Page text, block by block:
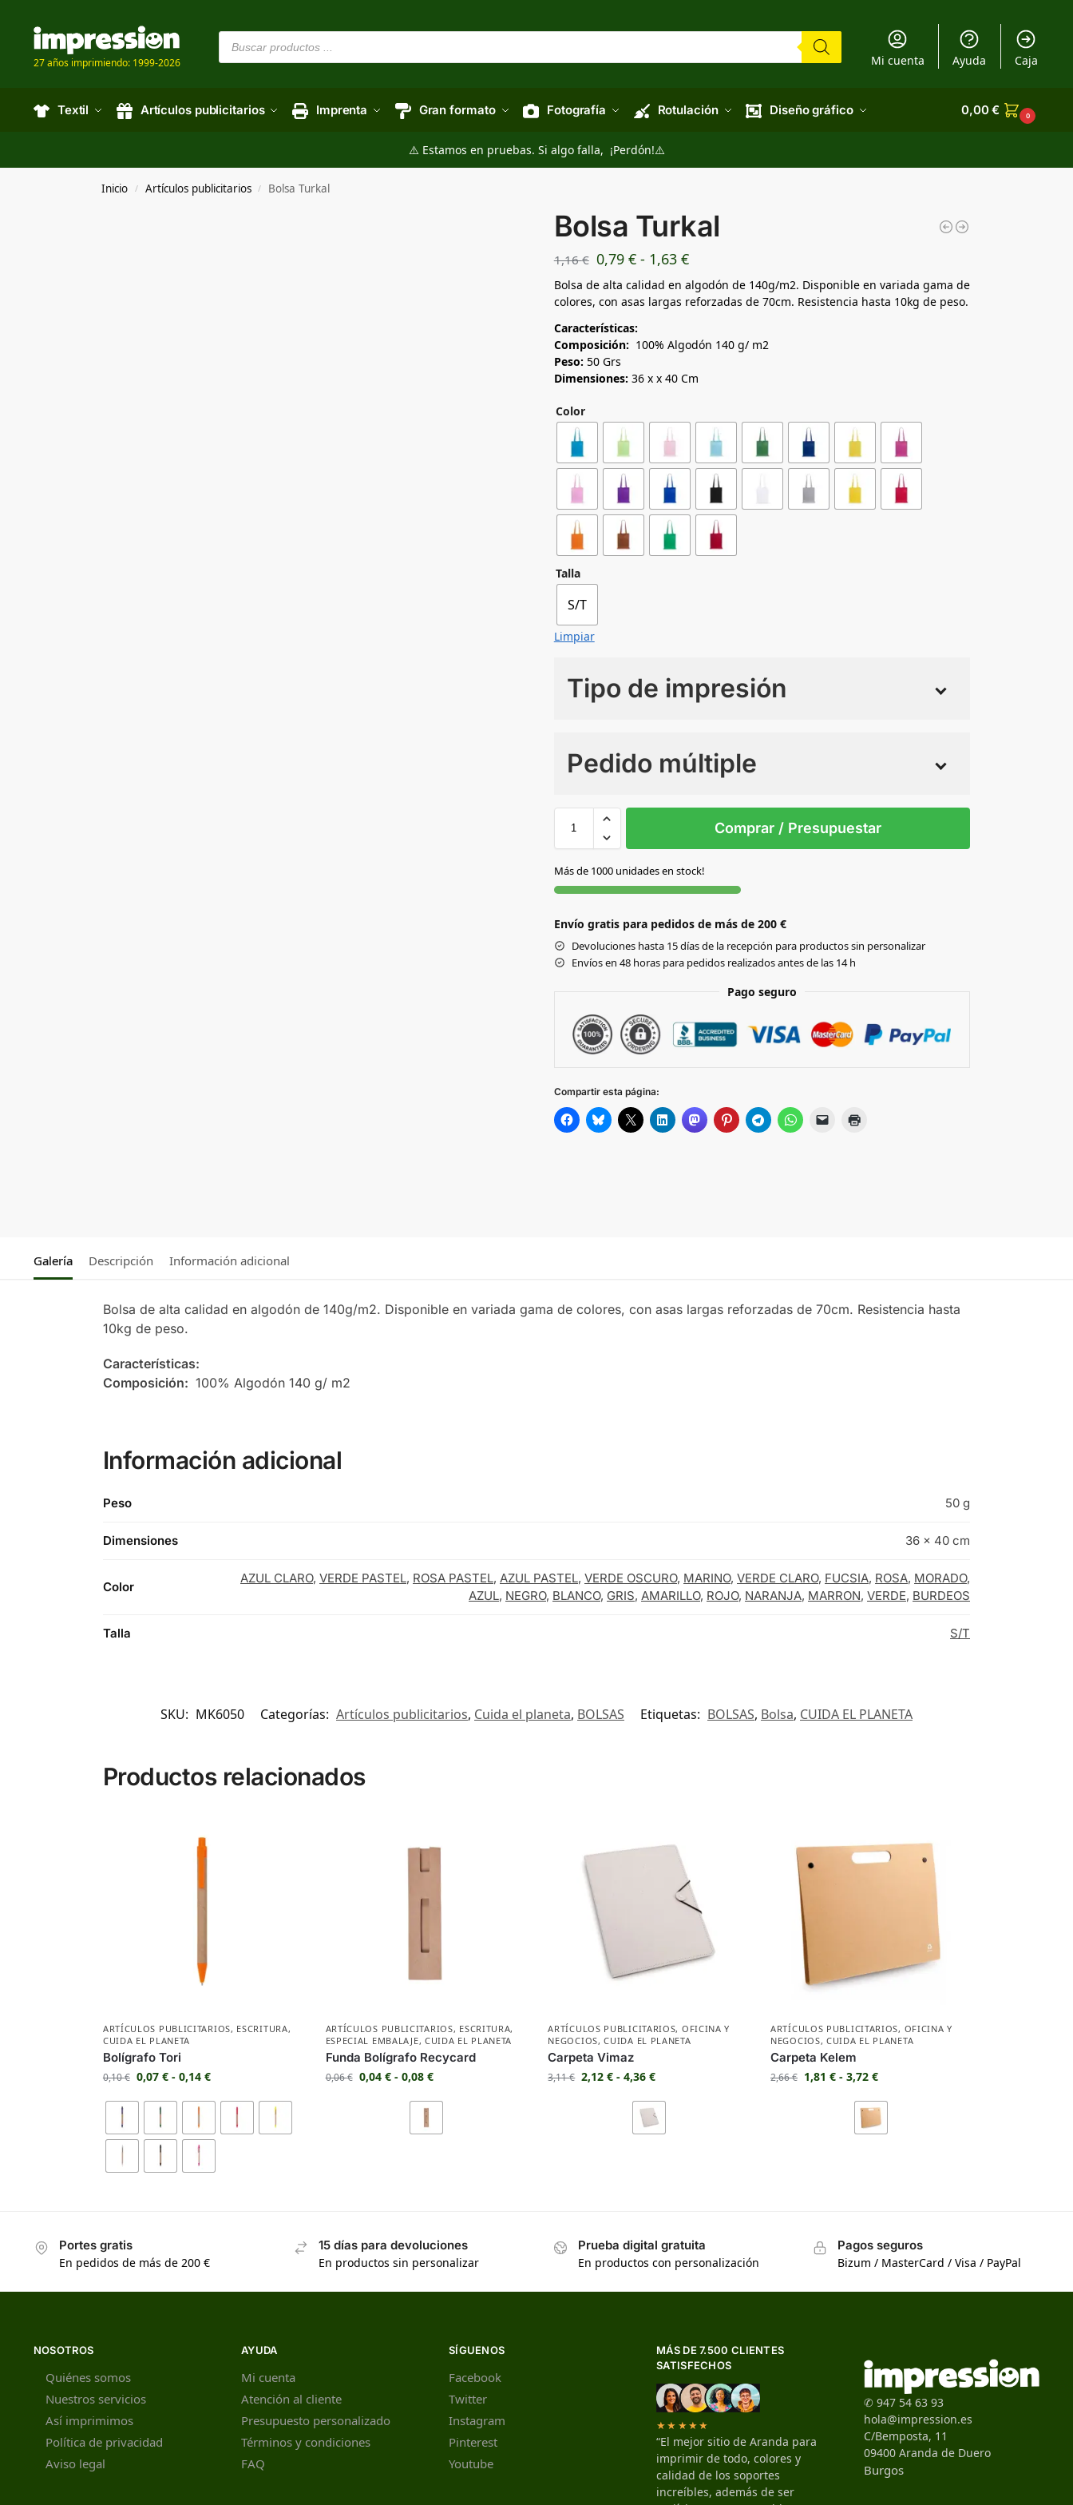
27 años imprimiendo: 1999-2026 Mi cuenta Ayuda Caja
Textil Artículos publicitarios Imprenta Gran formato Fotografía Rotulación Diseño gráfico 0,00€ 0
⚠️ Estamos en pruebas. Si algo falla, ¡Perdón!⚠️
Inicio / Artículos publicitarios / Bolsa Turkal
Bolsa Turkal
1,16€ 0,79 € - 1,63 €
Bolsa de alta calidad en algodón de 140g/m2. Disponible en variada gama de
colores, con asas largas reforzadas de 70cm. Resistencia hasta 10kg de peso.
Características:
Composición: 100% Algodón 140 g/ m2
Peso: 50 Grs
Dimensiones: 36 x x 40 Cm
Color
Talla
S/T
Limpiar
Tipo de impresión
Pedido múltiple
AMARILLO
AZUL
AZUL CLARO
FUCSIA
MARINO
ROJO
Comprar / Presupuestar
Más de 1000 unidades en stock!
Envío gratis para pedidos de más de 200 €
Devoluciones hasta 15 días de la recepción para productos sin personalizar
Envíos en 48 horas para pedidos realizados antes de las 14 h
Pago seguro
Compartir esta página:
Galería Descripción Información adicional
Bolsa de alta calidad en algodón de 140g/m2. Disponible en variada gama de colores, con asas largas reforzadas de 70cm. Resistencia hasta
10kg de peso.
Características:
Composición: 100% Algodón 140 g/ m2
Información adicional
Peso 50 g
Dimensiones 36 × 40 cm
Color
AZUL CLARO, VERDE PASTEL, ROSA PASTEL, AZUL PASTEL, VERDE OSCURO, MARINO, VERDE CLARO, FUCSIA, ROSA, MORADO,
AZUL, NEGRO, BLANCO, GRIS, AMARILLO, ROJO, NARANJA, MARRON, VERDE, BURDEOS
Talla S/T
SKU: MK6050 Categorías: Artículos publicitarios, Cuida el planeta, BOLSAS Etiquetas: BOLSAS, Bolsa, CUIDA EL PLANETA
Productos relacionados
ARTÍCULOS PUBLICITARIOS, ESCRITURA,
CUIDA EL PLANETA
Bolígrafo Tori
0,10€ 0,07 € - 0,14 €
ARTÍCULOS PUBLICITARIOS, ESCRITURA,
ESPECIAL EMBALAJE, CUIDA EL PLANETA
Funda Bolígrafo Recycard
0,06€ 0,04 € - 0,08 €
ARTÍCULOS PUBLICITARIOS, OFICINA Y
NEGOCIOS,CUIDA EL PLANETA
Carpeta Vimaz
3,11€ 2,12€ - 4,36€
ARTÍCULOS PUBLICITARIOS, OFICINA Y
NEGOCIOS,CUIDA EL PLANETA
Carpeta Kelem
2,66€ 1,81€ - 3,72€
Portes gratis
En pedidos de más de 200 €
15 días para devoluciones
En productos sin personalizar
Prueba digital gratuita
En productos con personalización
Pagos seguros
Bizum / MasterCard / Visa / PayPal
NOSOTROS
Quiénes somos
Nuestros servicios
Así imprimimos
Política de privacidad
Aviso legal
AYUDA
Mi cuenta
Atención al cliente
Presupuesto personalizado
Términos y condiciones
FAQ
SÍGUENOS
Facebook
Twitter
Instagram
Pinterest
Youtube
MÁS DE 7.500 CLIENTES
SATISFECHOS
★★★★★
“El mejor sitio de Aranda para
imprimir de todo, colores y
calidad de los soportes
increíbles, además de ser
✆ 947 54 63 93
hola@impression.es
C/Bemposta, 11
09400 Aranda de Duero
Burgos